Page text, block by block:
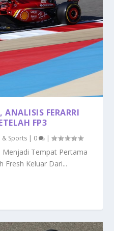
FERARRI
FP3
& Sports | 0 |
Menjadi Tempat Pertama
Fresh Keluar Dari...